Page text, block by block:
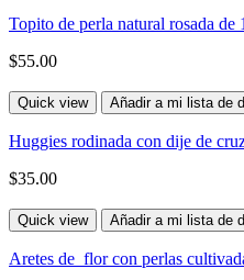
Topito de perla natural rosada de
$55.00
Quick view Añadir a mi lista de
Huggies rodinada con dije de
$35.00
Quick view Añadir a mi lista de
Aretes de flor con perlas